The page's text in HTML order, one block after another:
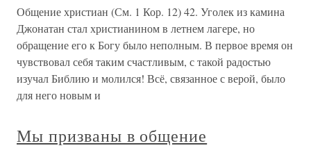
Общение христиан (См. 1 Кор. 12) 42. Уголек из камина
Джонатан стал христианином в летнем лагере, но
обращение его к Богу было неполным. В первое время он
чувствовал себя таким счастливым, с такой радостью
изучал Библию и молился! Всё, связанное с верой, было
для него новым и
Мы призваны в общение